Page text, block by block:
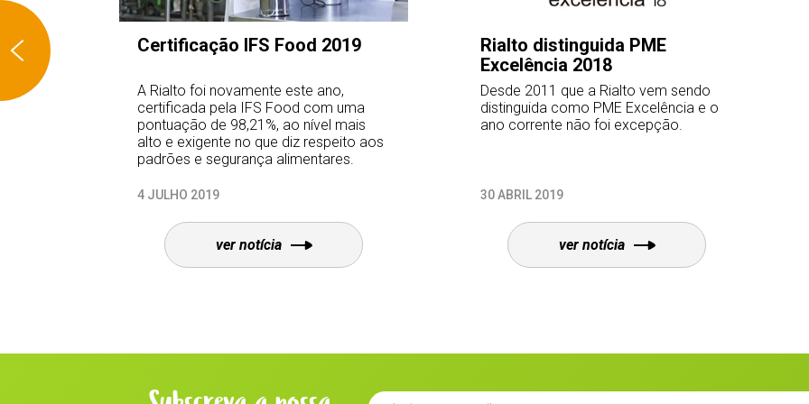
IFS Food 2019
foi novamente este ano,
pela IFS Food com uma
de 98,21%, ao nível mais
e exigente no que diz respeito aos
e segurança alimentares.
Rialto distinguida PME
Desde 2011 que a Rialto vem sendo
distinguida como PME Excelência e o
ano corrente não foi excepção.
Novo sabor
Recentemente a
novo sabor para as
30g.